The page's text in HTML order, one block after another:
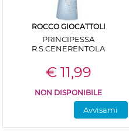
ROCCO GIOCATTOLI
PRINCIPESSA
R.S.CENERENTOLA
€ 11,99
NON DISPONIBILE
Avvisami